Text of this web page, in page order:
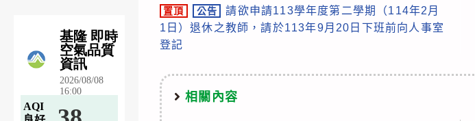
more
articles
置頂 公告
請欲申請113學年度第二學期（114年2月
1日）退休之教師，請於113年9月20日下班前向人事室
登記
相關內容